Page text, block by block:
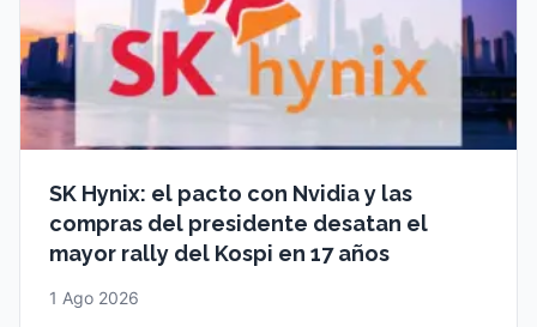
SK Hynix: el pacto con Nvidia y las
compras del presidente desatan el
mayor rally del Kospi en 17 años
1 Ago 2026